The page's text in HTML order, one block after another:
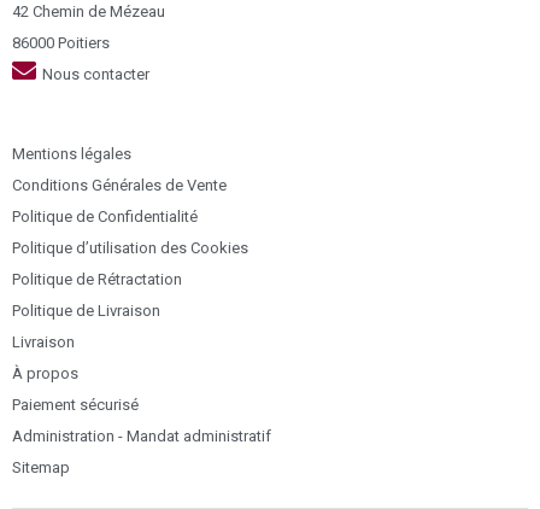
42 Chemin de Mézeau
86000 Poitiers
Nous contacter
Mentions légales
Conditions Générales de Vente
Politique de Confidentialité
Politique d’utilisation des Cookies
Politique de Rétractation
Politique de Livraison
Livraison
À propos
Paiement sécurisé
Administration - Mandat administratif
Sitemap